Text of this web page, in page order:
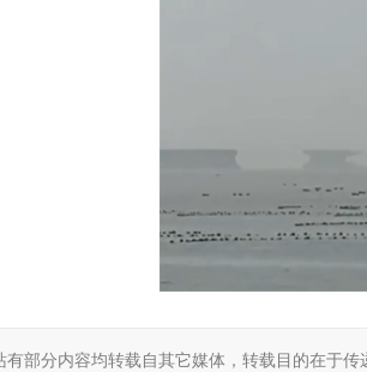
有部分内容均转载自其它媒体，转载目的在于